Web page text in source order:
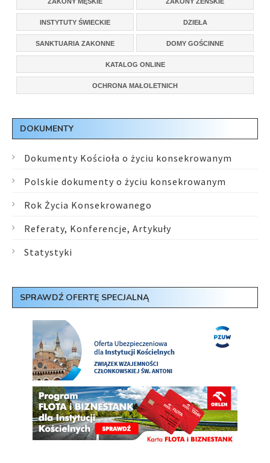
INSTYTUTY ŚWIECKIE DZIEŁA
SANKTUARIA ZAKONNE DOMY GOŚCINNE
KATALOG ONLINE
OCHRONA MAŁOLETNICH
DOKUMENTY
Dokumenty Kościoła o życiu konsekrowanym
Polskie dokumenty o życiu konsekrowanym
Rok Życia Konsekrowanego
Referaty, Konferencje, Artykuły
Statystyki
SPRAWDŹ OFERTĘ SPECJALNĄ